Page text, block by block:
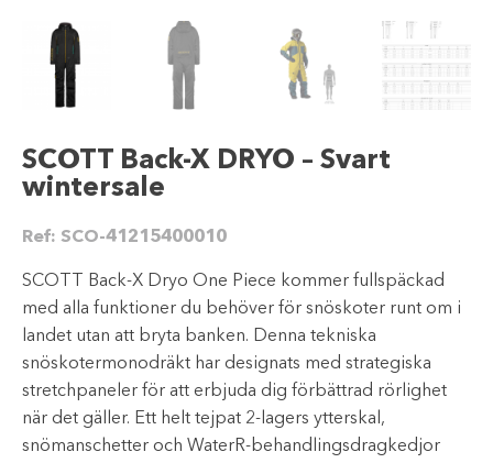
SCOTT Back-X DRYO – Svart
wintersale
Ref: SCO-41215400010
SCOTT Back-X Dryo One Piece kommer fullspäckad
med alla funktioner du behöver för snöskoter runt om i
landet utan att bryta banken. Denna tekniska
snöskotermonodräkt har designats med strategiska
stretchpaneler för att erbjuda dig förbättrad rörlighet
när det gäller. Ett helt tejpat 2-lagers ytterskal,
snömanschetter och WaterR-behandlingsdragkedjor